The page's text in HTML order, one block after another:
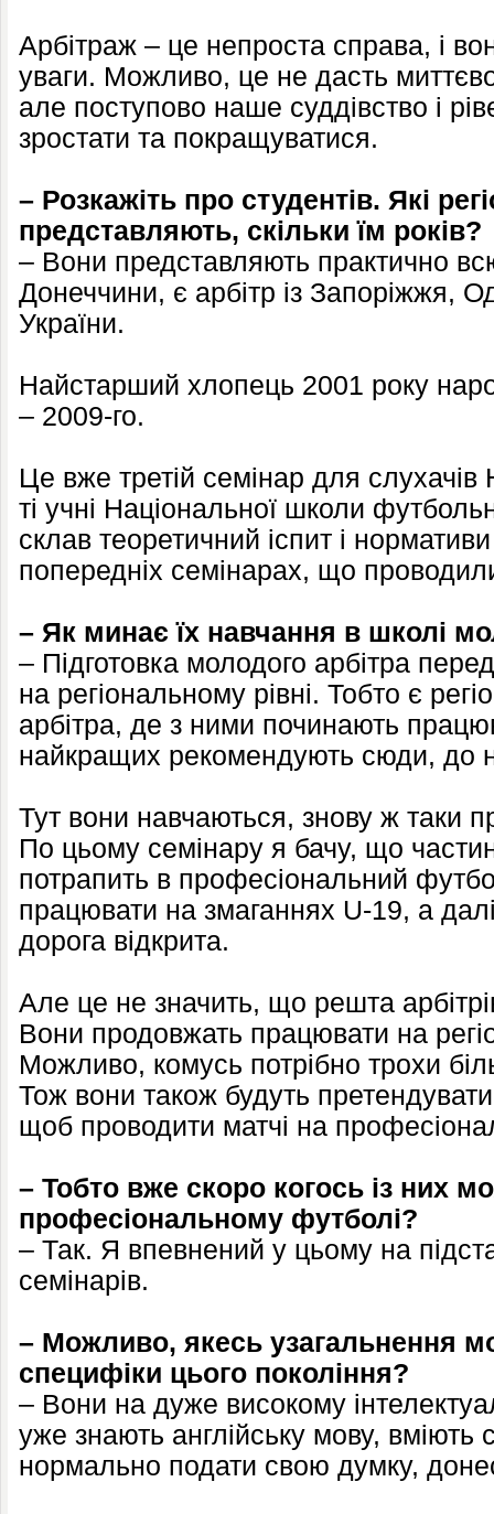
Арбітраж – це непроста справа, і
уваги. Можливо, це не дасть
але поступово наше суддівство і
зростати та покращуватися.
– Розкажіть про студентів. Які
представляють, скільки їм років?
– Вони представляють практично
Донеччини, є арбітр із Запоріжжя,
України.
Найстарший хлопець 2001 року
– 2009-го.
Це вже третій семінар для
ті учні Національної школи
склав теоретичний іспит і
попередніх семінарах, що
– Як минає їх навчання в школі
– Підготовка молодого арбітра
на регіональному рівні. Тобто є
арбітра, де з ними починають
найкращих рекомендують сюди, до
Тут вони навчаються, знову ж таки
По цьому семінару я бачу, що
потрапить в професіональний
працювати на змаганнях U-19, а
дорога відкрита.
Але це не значить, що решта
Вони продовжать працювати на
Можливо, комусь потрібно трохи
Тож вони також будуть
щоб проводити матчі на
– Тобто вже скоро когось із них
професіональному футболі?
– Так. Я впевнений у цьому на
семінарів.
– Можливо, якесь узагальнення
специфіки цього покоління?
– Вони на дуже високому
уже знають англійську мову, вміють
нормально подати свою думку,